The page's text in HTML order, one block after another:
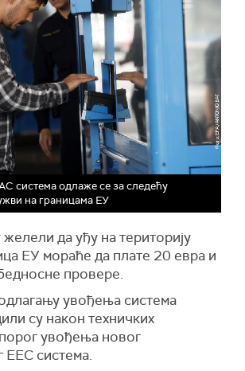
система одлаже се за следећу
на границама ЕУ
желели да уђу на територију
ЕУ мораће да плате 20 евра и
провере.
увођења система
су након техничких
увођења новог
ЕЕС система.